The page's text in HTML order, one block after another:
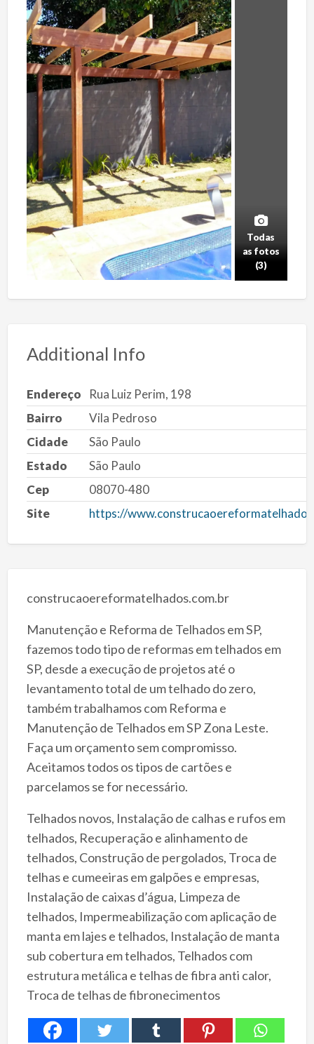
Todas
as fotos
(3)
Additional Info
Endereço
Rua Luiz Perim, 198
Bairro
Vila Pedroso
Cidade
São Paulo
Estado
São Paulo
Cep
08070-480
Site
https://
construcaoereformatelhados.com.br
Manutenção e Reforma de Telhados em SP,
fazemos todo tipo de reformas em telhados em
SP, desde a execução de projetos até o
levantamento total de um telhado do zero,
também trabalhamos com Reforma e
Manutenção de Telhados em SP Zona Leste.
Faça um orçamento sem compromisso.
Aceitamos todos os tipos de cartões e
parcelamos se for necessário.
Telhados novos, Instalação de calhas e rufos em
telhados, Recuperação e alinhamento de
telhados, Construção de pergolados, Troca de
telhas e cumeeiras em galpões e empresas,
Instalação de caixas d’água, Limpeza de
telhados, Impermeabilização com aplicação de
manta em lajes e telhados, Instalação de manta
sub cobertura em telhados, Telhados com
estrutura metálica e telhas de fibra anti calor,
Troca de telhas de fibronecimentos